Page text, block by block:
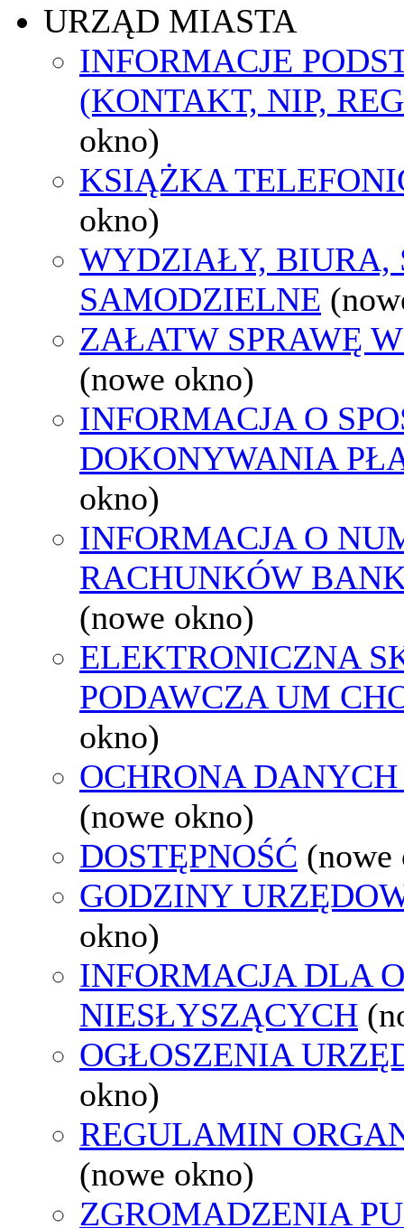
URZĄD MIASTA
INFORMACJE
(KONTAKT, NIP,
okno)
KSIĄŻKA
okno)
WYDZIAŁY, BIURA,
SAMODZIELNE
ZAŁATW SPRAWĘ
(nowe okno)
INFORMACJA O
DOKONYWANIA
okno)
INFORMACJA O
RACHUNKÓW
(nowe okno)
ELEKTRONICZNA
PODAWCZA UM
okno)
OCHRONA
(nowe okno)
DOSTĘPNOŚĆ (nowe
GODZINY
okno)
INFORMACJA DLA
NIESŁYSZĄCYCH
OGŁOSZENIA
okno)
REGULAMIN
(nowe okno)
ZGROMADZENIA